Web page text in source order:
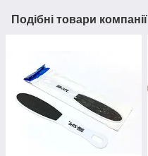
Подібні товари компанії